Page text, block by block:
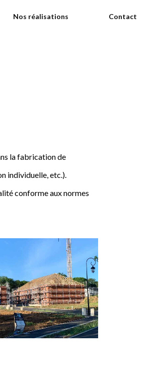
Nos réalisations Contact
la fabrication de
individuelle, etc.).
conforme aux normes